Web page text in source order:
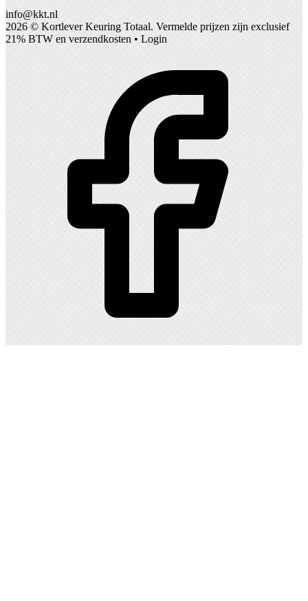
info@kkt.nl
2026 © Kortlever Keuring Totaal. Vermelde prijzen zijn exclusief
21% BTW en verzendkosten • Login